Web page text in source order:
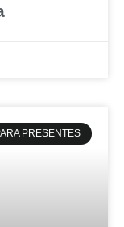
PRESENTES